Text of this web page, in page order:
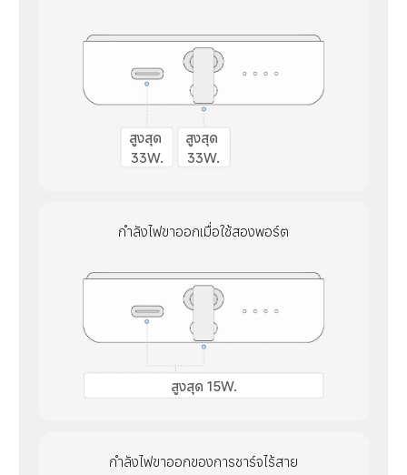
สูงสุด
33W.
สูงสุด
33W.
กำลังไฟขาออกเมื่อใช้สองพอร์ต
สูงสุด 15W.
กำลังไฟขาออกของการชาร์จไร้สาย